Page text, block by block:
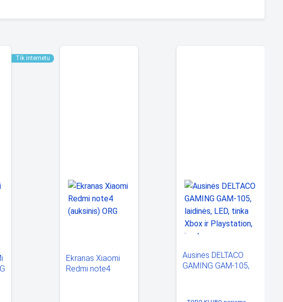
Tik internetu
Ekranas Xiaomi
Redmi note4
Ausinės DELTACO
GAMING GAM-105,